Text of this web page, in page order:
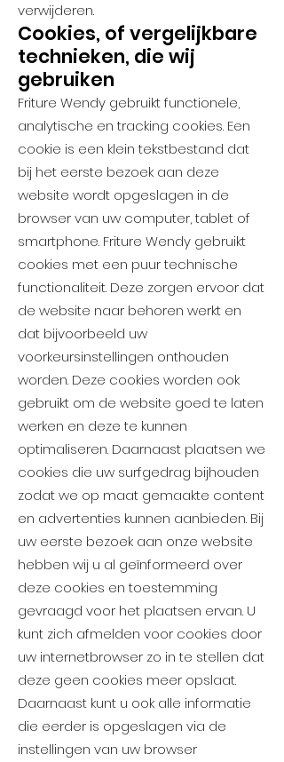
verwijderen.
Cookies, of vergelijkbare
technieken, die wij
gebruiken
Friture Wendy gebruikt functionele,
analytische en tracking cookies. Een
cookie is een klein tekstbestand dat
bij het eerste bezoek aan deze
website wordt opgeslagen in de
browser van uw computer, tablet of
smartphone. Friture Wendy gebruikt
cookies met een puur technische
functionaliteit. Deze zorgen ervoor dat
de website naar behoren werkt en
dat bijvoorbeeld uw
voorkeursinstellingen onthouden
worden. Deze cookies worden ook
gebruikt om de website goed te laten
werken en deze te kunnen
optimaliseren. Daarnaast plaatsen we
cookies die uw surfgedrag bijhouden
zodat we op maat gemaakte content
en advertenties kunnen aanbieden. Bij
uw eerste bezoek aan onze website
hebben wij u al geïnformeerd over
deze cookies en toestemming
gevraagd voor het plaatsen ervan. U
kunt zich afmelden voor cookies door
uw internetbrowser zo in te stellen dat
deze geen cookies meer opslaat.
Daarnaast kunt u ook alle informatie
die eerder is opgeslagen via de
instellingen van uw browser